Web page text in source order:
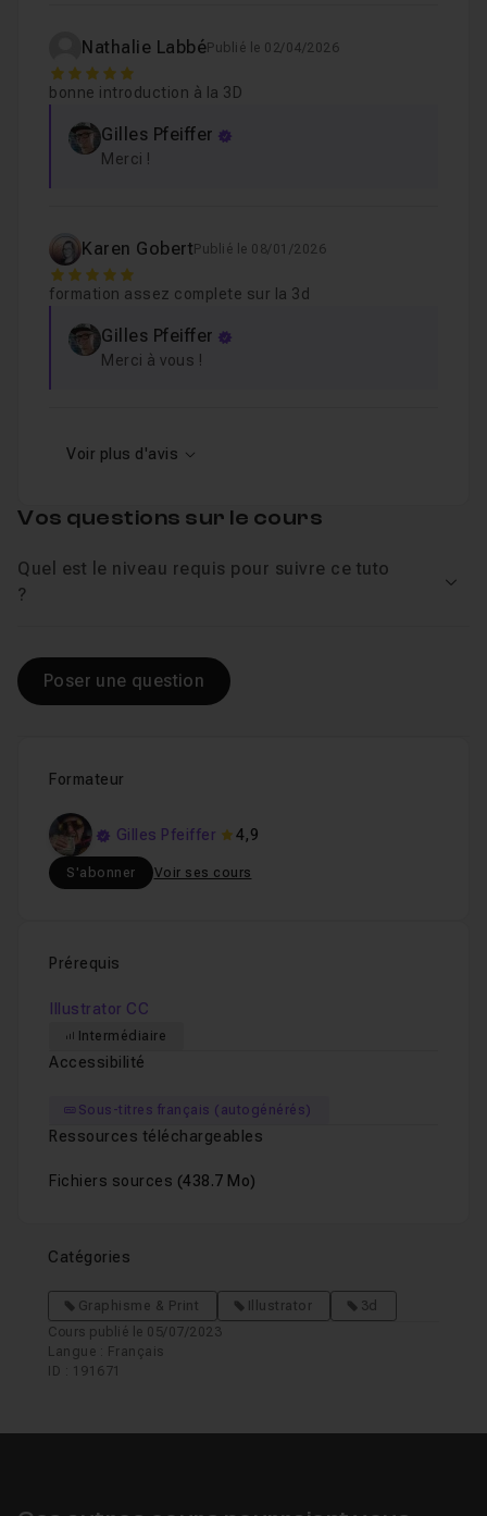
Nathalie LabbéPublié le 02/04/2026
5
bonne introduction à la 3D
Gilles Pfeiffer
Merci !
Karen Gobert Publié le 08/01/2026
5
formation assez complete sur la 3d
Gilles Pfeiffer
Merci à vous !
Voir plus d'avis
Formateur
Gilles Pfeiffer 4,9
S'abonner Voir ses cours
Prérequis
Illustrator CC
Intermédiaire
Accessibilité
Sous-titres français (autogénérés)
Ressources téléchargeables
Fichiers sources (438.7 Mo)
Catégories
Graphisme & Print Illustrator
3d
Cours publié le 05/07/2023
Langue : Français
ID : 191671
Vos questions sur le cours
Quel est le niveau requis pour suivre ce tuto
?
Poser une question